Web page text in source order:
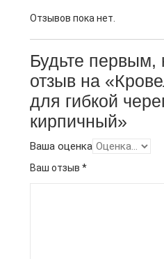
Отзывов пока нет.
Будьте первым,
отзыв на
для гибкой
кирпичный»
Ваша оценка
Ваш отзыв *